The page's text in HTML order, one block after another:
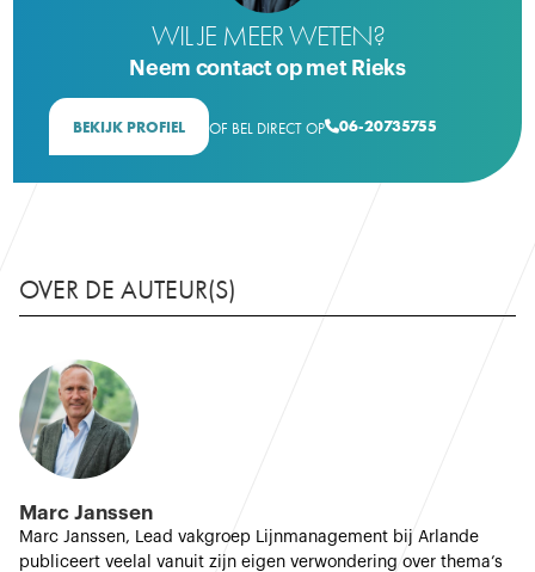
WIL JE MEER WETEN?
Neem contact op met Rieks
BEKIJK PROFIEL OF BEL DIRECT OP06-20735755
OVER DE AUTEUR(S)
Marc Janssen
Marc Janssen, Lead vakgroep Lijnmanagement bij Arlande
publiceert veelal vanuit zijn eigen verwondering over thema’s